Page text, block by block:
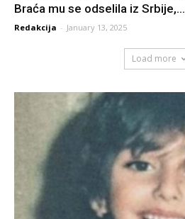
Braća mu se odselila iz Srbije,...
Redakcija - January 13, 2025
Load more